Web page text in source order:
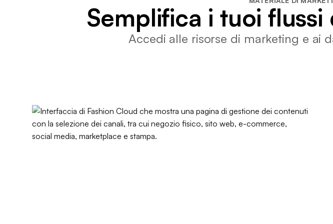
Semplifica i tuoi
Accedi alle risorse di marketing e ai